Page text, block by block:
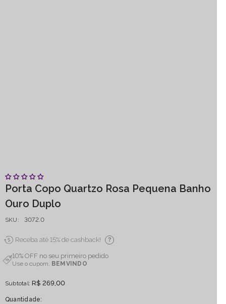
Porta Copo Quartzo Rosa Pequena Banho
Ouro Duplo
SKU: 3072.0
Receba até 15% de cashback! ?
10% OFF no seu primeiro pedido
Use o cupom: BEMVINDO
Subtotal: R$ 269,00
Quantidade: